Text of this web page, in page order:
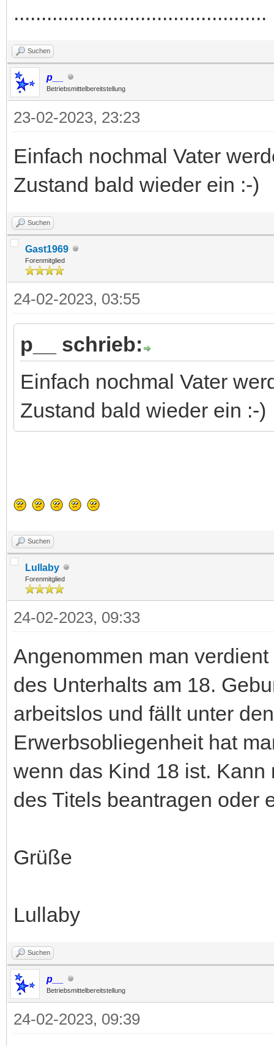
Suchen
p__
Betriebsmittelbereitstellung
23-02-2023, 23:23
Einfach nochmal Vater
Zustand bald wieder ein :-)
Suchen
Gast1969
Forenmitglied
24-02-2023, 03:55
p__ schrieb:
Einfach nochmal Vater
Zustand bald wieder ein :-)
Suchen
Lullaby
Forenmitglied
24-02-2023, 09:33
Angenommen man
des Unterhalts am 18.
arbeitslos und fällt unter
Erwerbsobliegenheit hat
wenn das Kind 18 ist.
des Titels beantragen oder
Grüße
Lullaby
Suchen
p__
Betriebsmittelbereitstellung
24-02-2023, 09:39